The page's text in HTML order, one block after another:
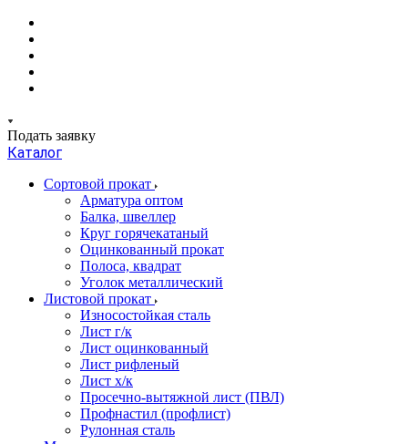
Подать заявку
Каталог
Сортовой прокат
Арматура оптом
Балка, швеллер
Круг горячекатаный
Оцинкованный прокат
Полоса, квадрат
Уголок металлический
Листовой прокат
Износостойкая сталь
Лист г/к
Лист оцинкованный
Лист рифленый
Лист х/к
Просечно-вытяжной лист (ПВЛ)
Профнастил (профлист)
Рулонная сталь